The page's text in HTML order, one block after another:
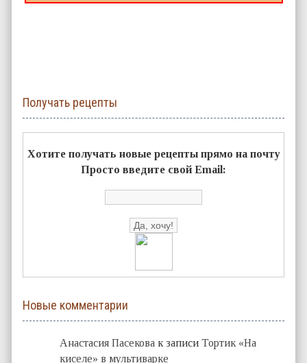
Получать рецепты
Хотите получать новые рецепты прямо на почту
Просто введите свой Email:
Новые комментарии
Анастасия Пасекова к записиТортик «На
киселе» в мультиварке